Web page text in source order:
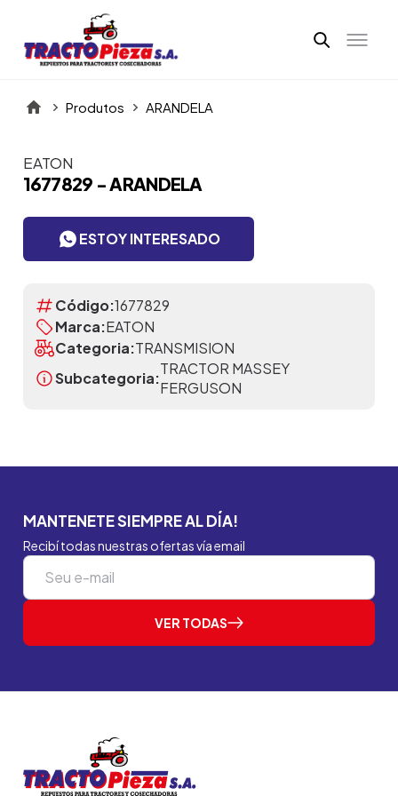
Produtos ARANDELA
Itens da Galeria
EATON
1677829 - ARANDELA
ESTOY INTERESADO
Código:1677829
Marca:EATON
Categoria:TRANSMISION
Subcategoria:
TRACTOR MASSEY
FERGUSON
MANTENETE SIEMPRE AL DÍA!
Recibí todas nuestras ofertas vía email
VER TODAS